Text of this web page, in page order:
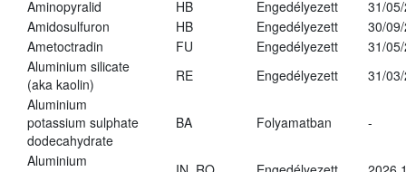
Aminopyralid
HB Engedélyezett
31/
Amidosulfuron
HB Engedélyezett
30/
Ametoctradin
FU Engedélyezett
31/
Aluminium silicate
(aka kaolin)
RE Engedélyezett
31/
Aluminium
potassium sulphate
dodecahydrate
BA Folyamatban -
Aluminium